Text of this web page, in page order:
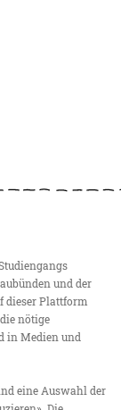
und der
dieser Plattform
nötige
in Medien und
eine Auswahl der